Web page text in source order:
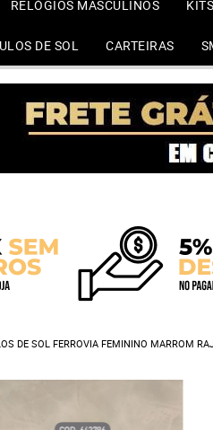
RELÓGIOS MASCULINOS
DE SOL CARTEIRAS
DE SOL FERROVIA FEMININO MARROM